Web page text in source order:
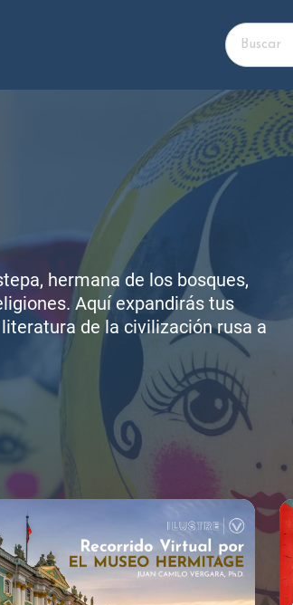
hermana de los bosques,
Aquí expandirás tus
de la civilización rusa a